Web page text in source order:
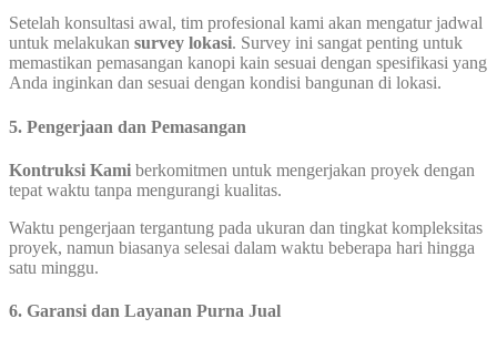
Setelah konsultasi awal, tim profesional kami akan mengatur jadwal
untuk melakukan survey lokasi. Survey ini sangat penting untuk
memastikan pemasangan kanopi kain sesuai dengan spesifikasi yang
Anda inginkan dan sesuai dengan kondisi bangunan di lokasi.
5. Pengerjaan dan Pemasangan
Kontruksi Kami berkomitmen untuk mengerjakan proyek dengan
tepat waktu tanpa mengurangi kualitas.
Waktu pengerjaan tergantung pada ukuran dan tingkat kompleksitas
proyek, namun biasanya selesai dalam waktu beberapa hari hingga
satu minggu.
6. Garansi dan Layanan Purna Jual